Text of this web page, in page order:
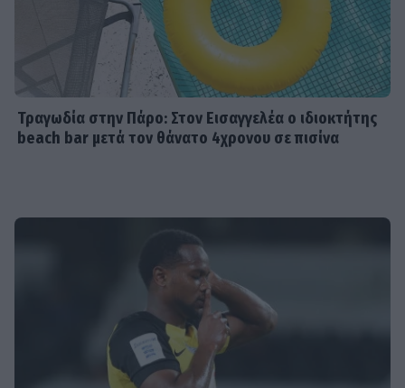
Τραγωδία στην Πάρο: Στον Εισαγγελέα ο ιδιοκτήτης
beach bar μετά τον θάνατο 4χρονου σε πισίνα